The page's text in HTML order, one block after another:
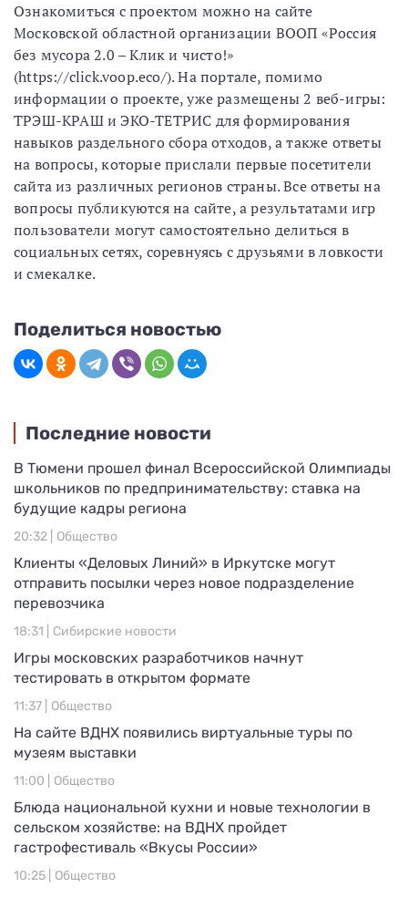
Ознакомиться с проектом можно на сайте
Московской областной организации ВООП «Россия
без мусора 2.0 – Клик и чисто!»
(https://click.voop.eco/). На портале, помимо
информации о проекте, уже размещены 2 веб-игры:
ТРЭШ-КРАШ и ЭКО-ТЕТРИС для формирования
навыков раздельного сбора отходов, а также ответы
на вопросы, которые прислали первые посетители
сайта из различных регионов страны. Все ответы на
вопросы публикуются на сайте, а результатами игр
пользователи могут самостоятельно делиться в
социальных сетях, соревнуясь с друзьями в ловкости
и смекалке.
Поделиться новостью
Последние новости
В Тюмени прошел финал Всероссийской Олимпиады
школьников по предпринимательству: ставка на
будущие кадры региона
20:32 | Общество
Клиенты «Деловых Линий» в Иркутске могут
отправить посылки через новое подразделение
перевозчика
18:31 | Сибирские новости
Игры московских разработчиков начнут
тестировать в открытом формате
11:37 | Общество
На сайте ВДНХ появились виртуальные туры по
музеям выставки
11:00 | Общество
Блюда национальной кухни и новые технологии в
сельском хозяйстве: на ВДНХ пройдет
гастрофестиваль «Вкусы России»
10:25 | Общество